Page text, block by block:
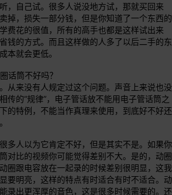
，自己试。很多人说没地方试，那就买回来
掉，损失一部分钱，但是你知道了一个东西的
费花的很值，所有的高手也都是这样试出来
钱的方式。而且这样做的人多了以后二手的东
本就会更低。
话筒不好吗？
从来没有人规定过这个问题。声音上来说也没
传的“规律”，电子管话放不能用电子管话筒之
的特例，不能当作真理来使用，到底好不好还
多人以为它肯定不好，但是其实不是。如果你
对比的视频你可能觉得差别不大。是的，动圈
圈跟电容放在一起录的时候差别很明显，这我
要明亮，这样的特点有时适合有时不适合。动
录出更浑厚的音色，这是很多时候需要的。还